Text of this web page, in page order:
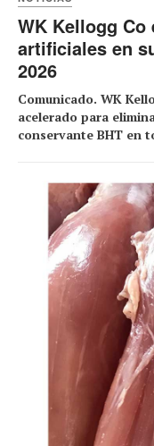
WK Kellogg
artificiales en
2026
Comunicado. WK
acelerado para
conservante BHT en